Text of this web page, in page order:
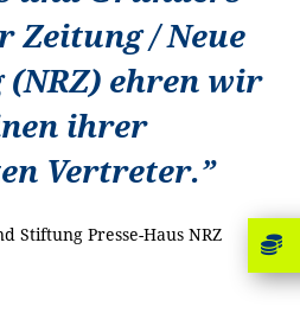
Zeitung / Neue
(NRZ) ehren wir
ihrer
Vertreter.”
Stiftung Presse-Haus NRZ